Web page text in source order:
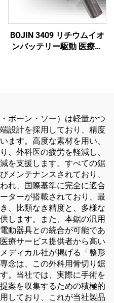
BOJIN 3409 リチウムイオ
ンバッテリー駆動 医療用
ボーン・ソー）は軽量かつ
設計を採用しており、精度
ます。高度な素材を用い、
、外科医の疲労を軽減し、
を支援します。すべての鋸
メンテナンスされており、
れ、国際基準に完全に適合
ターが搭載されており、最
、比類なき精度と、多様な
します。また、本鋸の汎用
動器具との統合が可能であ
療サービス提供者から高い
ディカル社が掲げる「整形
念は、この外科用骨切り鋸
。当社では、実際に手術を
案を収集するための積極的
しており、これが当社製品